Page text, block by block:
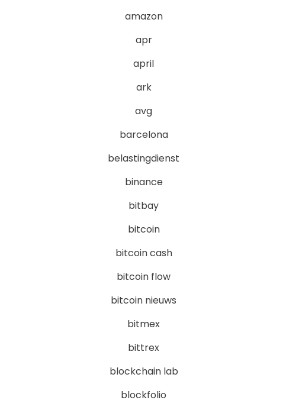
amazon
apr
april
ark
avg
barcelona
belastingdienst
binance
bitbay
bitcoin
bitcoin cash
bitcoin flow
bitcoin nieuws
bitmex
bittrex
blockchain lab
blockfolio